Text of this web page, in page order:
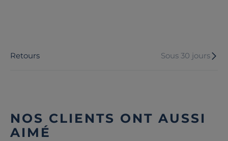
Retours Sous 30 jours
NOS CLIENTS ONT AUSSI
AIMÉ